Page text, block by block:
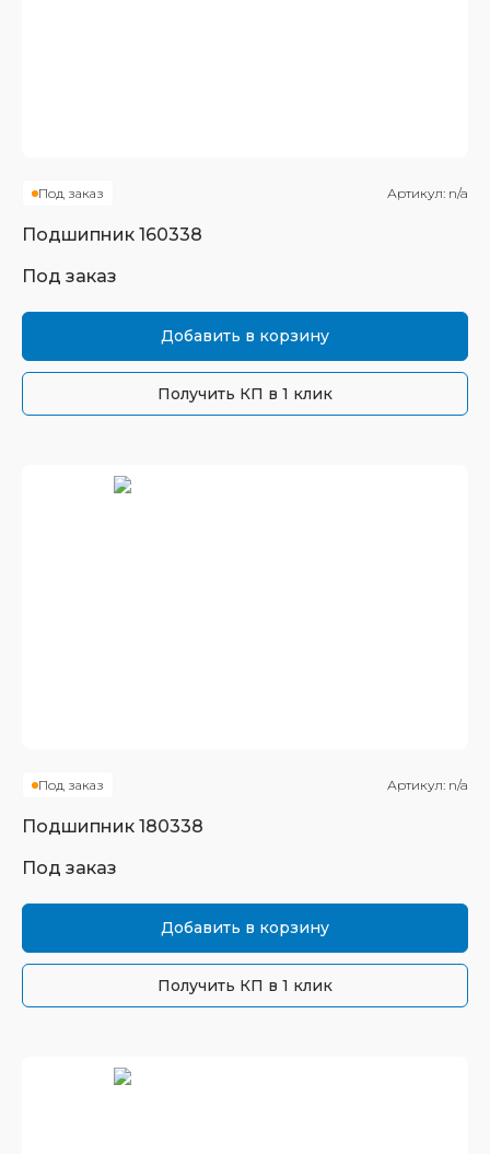
Под заказ Артикул: n/a
Подшипник 160338
Под заказ
Добавить в корзину
Получить КП в 1 клик
Под заказ Артикул: n/a
Подшипник 180338
Под заказ
Добавить в корзину
Получить КП в 1 клик